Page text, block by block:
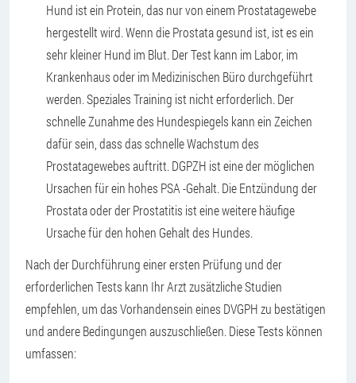
Hund ist ein Protein, das nur von einem Prostatagewebe
hergestellt wird. Wenn die Prostata gesund ist, ist es ein
sehr kleiner Hund im Blut. Der Test kann im Labor, im
Krankenhaus oder im Medizinischen Büro durchgeführt
werden. Speziales Training ist nicht erforderlich. Der
schnelle Zunahme des Hundespiegels kann ein Zeichen
dafür sein, dass das schnelle Wachstum des
Prostatagewebes auftritt. DGPZH ist eine der möglichen
Ursachen für ein hohes PSA -Gehalt. Die Entzündung der
Prostata oder der Prostatitis ist eine weitere häufige
Ursache für den hohen Gehalt des Hundes.
Nach der Durchführung einer ersten Prüfung und der
erforderlichen Tests kann Ihr Arzt zusätzliche Studien
empfehlen, um das Vorhandensein eines DVGPH zu bestätigen
und andere Bedingungen auszuschließen. Diese Tests können
umfassen: